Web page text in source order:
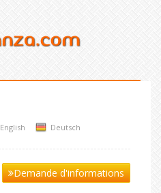
English Deutsch
Demande d'informations